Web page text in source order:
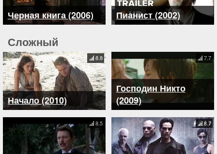
Черная книга (2006) Пианист (2002)
Сложный
Начало (2010)
8.8
Господин Никто
(2009)
7.7
8.5 8.7